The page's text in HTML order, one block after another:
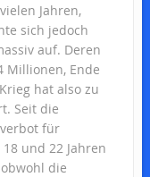
Jahren,
sich jedoch
auf. Deren
Millionen, Ende
hat also zu
Seit die
für
und 22 Jahren
die